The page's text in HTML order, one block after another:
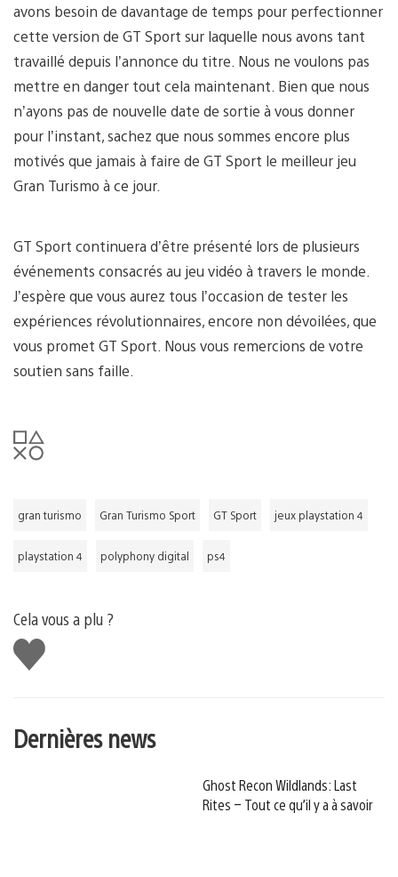
avons besoin de davantage de temps pour perfectionner
cette version de GT Sport sur laquelle nous avons tant
travaillé depuis l’annonce du titre. Nous ne voulons pas
mettre en danger tout cela maintenant. Bien que nous
n’ayons pas de nouvelle date de sortie à vous donner
pour l’instant, sachez que nous sommes encore plus
motivés que jamais à faire de GT Sport le meilleur jeu
Gran Turismo à ce jour.
GT Sport continuera d’être présenté lors de plusieurs
événements consacrés au jeu vidéo à travers le monde.
J’espère que vous aurez tous l’occasion de tester les
expériences révolutionnaires, encore non dévoilées, que
vous promet GT Sport. Nous vous remercions de votre
soutien sans faille.
gran turismo Gran Turismo Sport GT Sport jeux playstation 4
playstation 4 polyphony digital ps4
Cela vous a plu ?
J'aime
Dernières news
Ghost Recon Wildlands: Last
Rites – Tout ce qu’il y a à savoir